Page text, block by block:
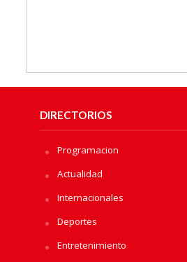
DIRECTORIOS
Programacion
Actualidad
Internacionales
Deportes
Entretenimiento